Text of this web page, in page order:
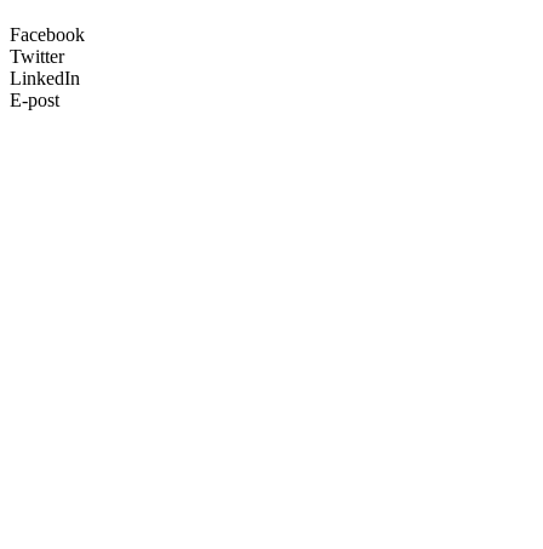
Facebook
Twitter
LinkedIn
E-post